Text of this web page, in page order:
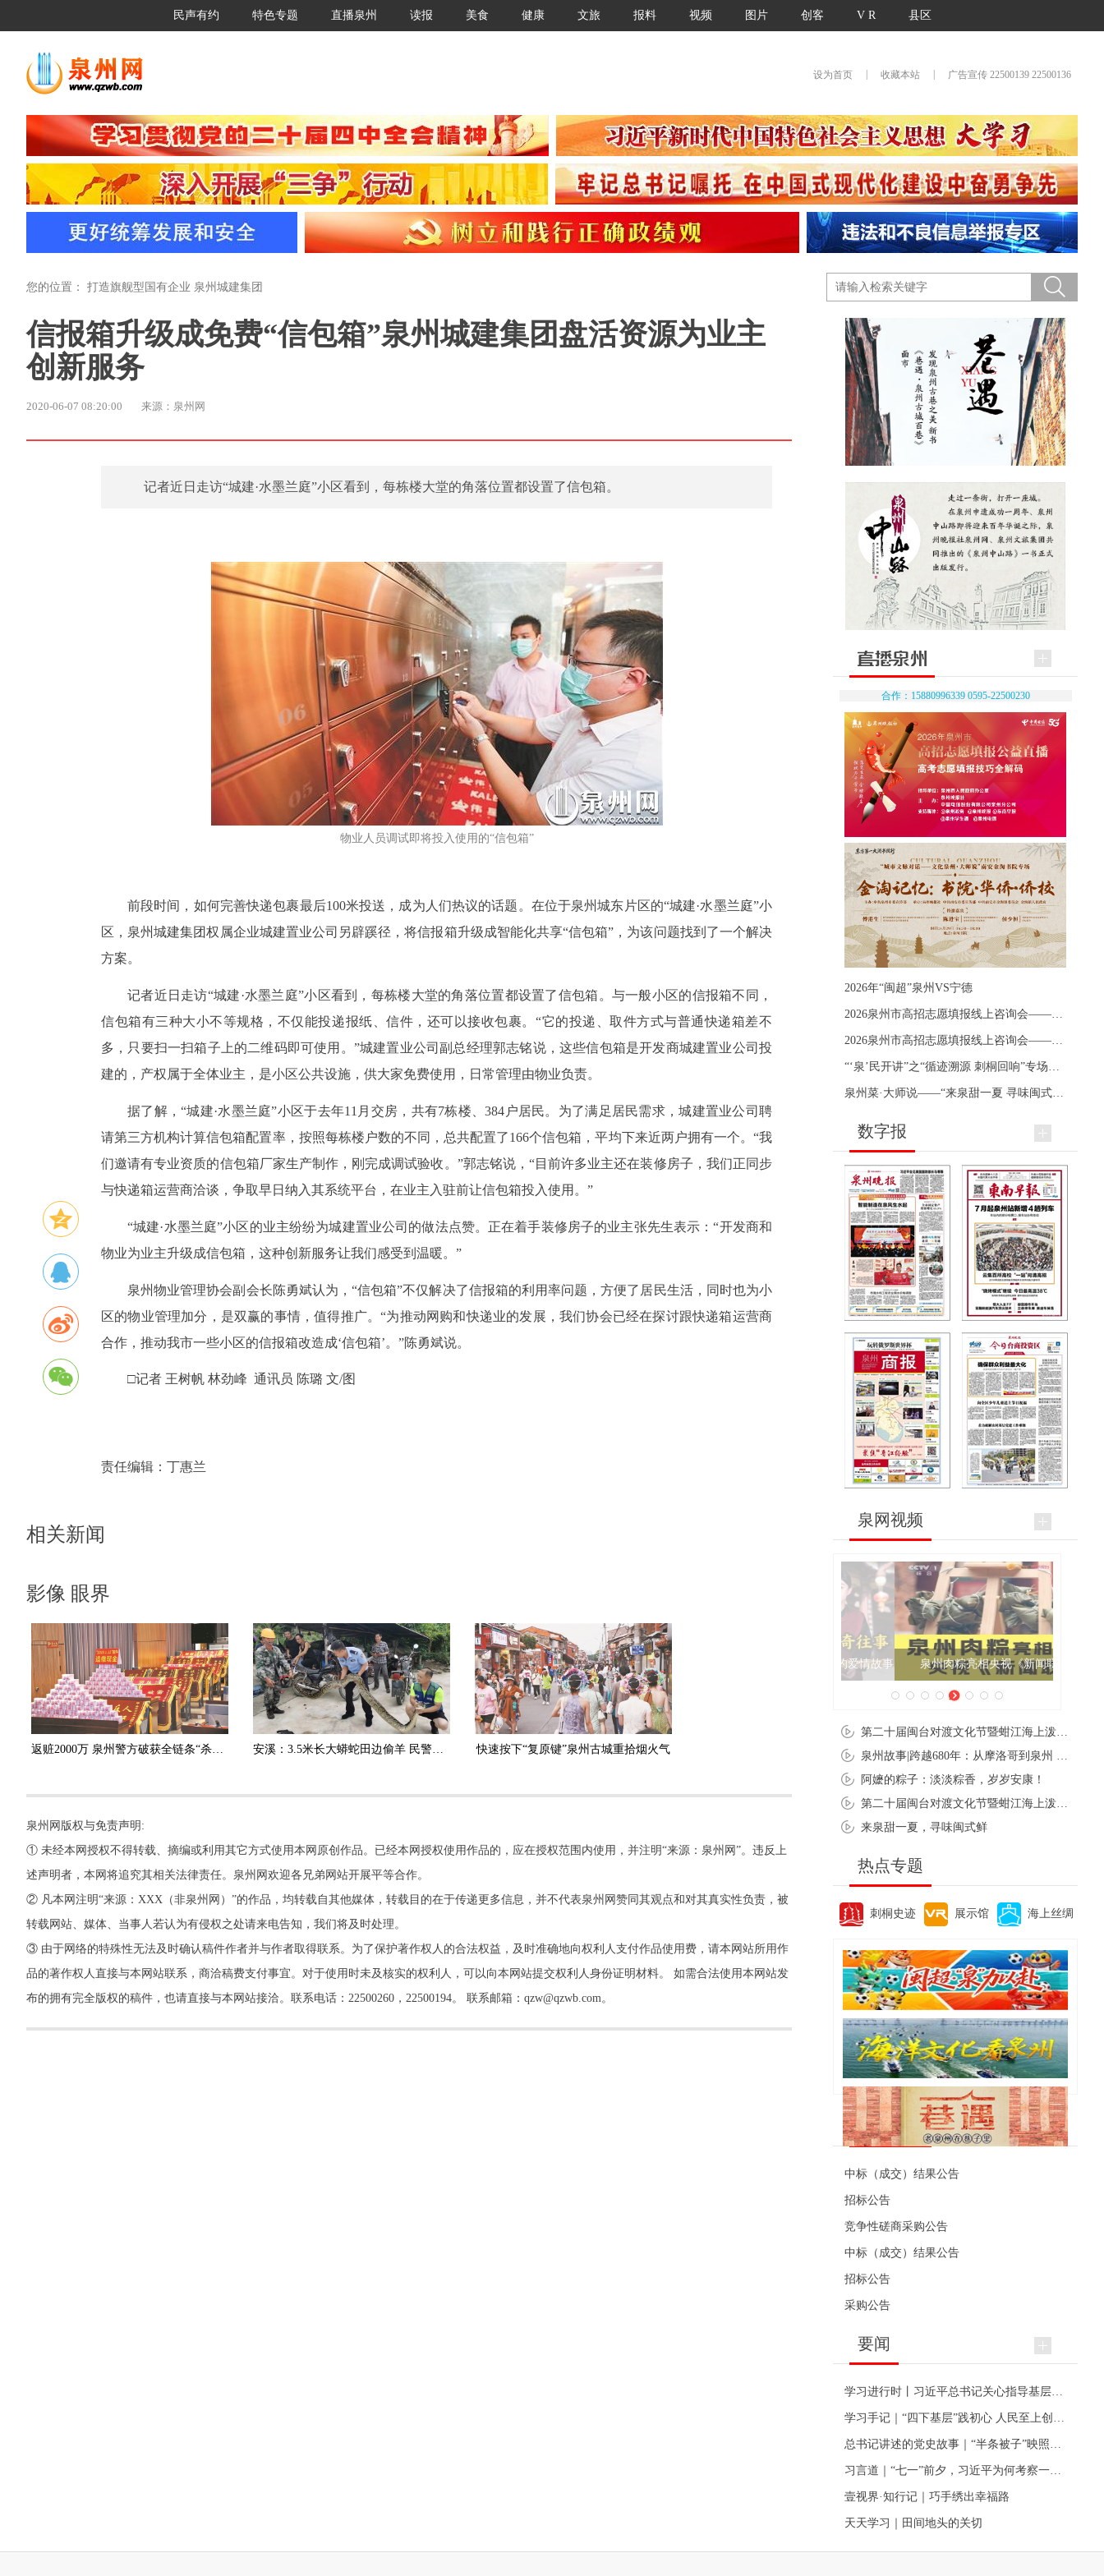
民声有约 特色专题 直播泉州 读报 美食 健康 文旅 报料 视频 图片 创客 V R 县区
设为首页 收藏本站 广告宣传 22500139 22500136
您的位置： 打造旗舰型国有企业 泉州城建集团
信报箱升级成免费“信包箱”泉州城建集团盘活资源为业主
创新服务
2020-06-07 08:20:00 来源：泉州网
记者近日走访“城建·水墨兰庭”小区看到，每栋楼大堂的角落位置都设置了信包箱。
物业人员调试即将投入使用的“信包箱”
前段时间，如何完善快递包裹最后100米投送，成为人们热议的话题。在位于泉州城东片区的“城建·水墨兰庭”小
区，泉州城建集团权属企业城建置业公司另辟蹊径，将信报箱升级成智能化共享“信包箱”，为该问题找到了一个解决
方案。
记者近日走访“城建·水墨兰庭”小区看到，每栋楼大堂的角落位置都设置了信包箱。与一般小区的信报箱不同，
信包箱有三种大小不等规格，不仅能投递报纸、信件，还可以接收包裹。“它的投递、取件方式与普通快递箱差不
多，只要扫一扫箱子上的二维码即可使用。”城建置业公司副总经理郭志铭说，这些信包箱是开发商城建置业公司投
建的，产权属于全体业主，是小区公共设施，供大家免费使用，日常管理由物业负责。
据了解，“城建·水墨兰庭”小区于去年11月交房，共有7栋楼、384户居民。为了满足居民需求，城建置业公司聘
请第三方机构计算信包箱配置率，按照每栋楼户数的不同，总共配置了166个信包箱，平均下来近两户拥有一个。“我
们邀请有专业资质的信包箱厂家生产制作，刚完成调试验收。”郭志铭说，“目前许多业主还在装修房子，我们正同步
与快递箱运营商洽谈，争取早日纳入其系统平台，在业主入驻前让信包箱投入使用。”
“城建·水墨兰庭”小区的业主纷纷为城建置业公司的做法点赞。正在着手装修房子的业主张先生表示：“开发商和
物业为业主升级成信包箱，这种创新服务让我们感受到温暖。”
泉州物业管理协会副会长陈勇斌认为，“信包箱”不仅解决了信报箱的利用率问题，方便了居民生活，同时也为小
区的物业管理加分，是双赢的事情，值得推广。“为推动网购和快递业的发展，我们协会已经在探讨跟快递箱运营商
合作，推动我市一些小区的信报箱改造成‘信包箱’。”陈勇斌说。
□记者 王树帆 林劲峰 通讯员 陈璐 文/图
责任编辑： 丁惠兰
相关新闻
影像 眼界
返赃2000万 泉州警方破获全链条“杀猪盘”诈骗团伙 安溪：3.5米长大蟒蛇田边偷羊 民警擒获放生 快速按下“复原键”泉州古城重拾烟火气
泉州网版权与免责声明:
① 未经本网授权不得转载、摘编或利用其它方式使用本网原创作品。已经本网授权使用作品的，应在授权范围内使用，并注明“来源：泉州网”。违反上
述声明者，本网将追究其相关法律责任。泉州网欢迎各兄弟网站开展平等合作。
② 凡本网注明“来源：XXX（非泉州网）”的作品，均转载自其他媒体，转载目的在于传递更多信息，并不代表泉州网赞同其观点和对其真实性负责，被
转载网站、媒体、当事人若认为有侵权之处请来电告知，我们将及时处理。
③ 由于网络的特殊性无法及时确认稿件作者并与作者取得联系。为了保护著作权人的合法权益，及时准确地向权利人支付作品使用费，请本网站所用作
品的著作权人直接与本网站联系，商洽稿费支付事宜。对于使用时未及核实的权利人，可以向本网站提交权利人身份证明材料。 如需合法使用本网站发
布的拥有完全版权的稿件，也请直接与本网站接洽。联系电话：22500260，22500194。 联系邮箱：qzw@qzwb.com。
合作：15880996339 0595-22500230
2026年“闽超”泉州VS宁德
数字报
泉网视频
泉州肉粽亮相央视《新闻联播》
阿嬷的粽子：淡淡粽香，岁岁安康！
来泉甜一夏，寻味闽式鲜
热点专题
刺桐史迹 展示馆 海上丝绸
便民资讯
中标（成交）结果公告
招标公告
竞争性磋商采购公告
中标（成交）结果公告
招标公告
采购公告
要闻
壹视界·知行记｜巧手绣出幸福路
天天学习｜田间地头的关切